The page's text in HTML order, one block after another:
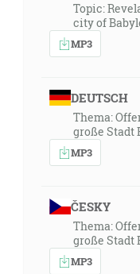
Topic:
city of
MP3
DEUTSCH
Thema:
große Stadt
MP3
ČESKY
Thema:
große Stadt
MP3